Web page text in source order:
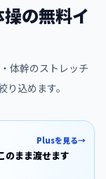
の無料イ
体幹のストレッチ
込めます。
Plusを見る→
のまま渡せます
イド版を、回数や